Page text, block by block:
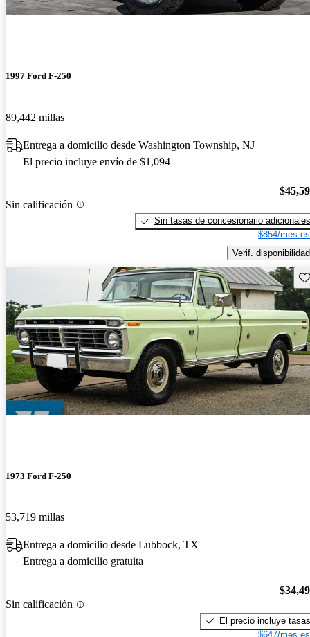
1997 Ford F-250
89,442 millas
Entrega a domicilio desde Washington Township, NJ
El precio incluye envío de $1,094
Sin calificación
Sin tasas de concesionario adicionales
$854/mes
Verif. disponibilidad
1973 Ford F-250
53,719 millas
Entrega a domicilio desde Lubbock, TX
Entrega a domicilio gratuita
Sin calificación
El precio incluye tasas
$647/mes